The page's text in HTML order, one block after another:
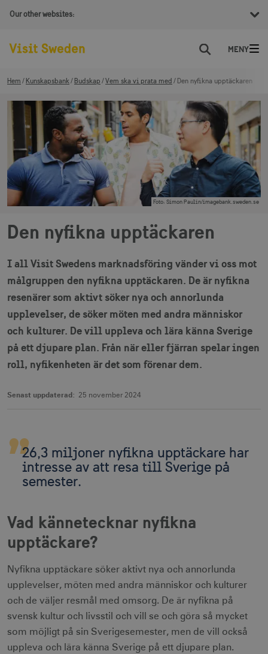
Our other websites:
Sök
Hem Kunskapsbank Budskap Vem ska vi prata med Den nyfikna upptäckaren
Foto: Simon Paulin/imagebank.sweden.se
Den nyfikna upptäckaren
I all Visit Swedens marknadsföring vänder vi oss mot
målgruppen den nyfikna upptäckaren. De är nyfikna
resenärer som aktivt söker nya och annorlunda
upplevelser, de söker möten med andra människor
och kulturer. De vill uppleva och lära känna Sverige
på ett djupare plan. Från när eller fjärran spelar ingen
roll, nyfikenheten är det som förenar dem.
Senast uppdaterad: 25 november 2024
26,3 miljoner nyfikna upptäckare har
intresse av att resa till Sverige på
semester.
Vad kännetecknar nyfikna
upptäckare?
Nyfikna upptäckare söker aktivt nya och annorlunda
upplevelser, möten med andra människor och kulturer
och de väljer resmål med omsorg. De är nyfikna på
svensk kultur och livsstil och vill se och göra så mycket
som möjligt på sin Sverigesemester, men de vill också
uppleva och lära känna Sverige på ett djupare plan.